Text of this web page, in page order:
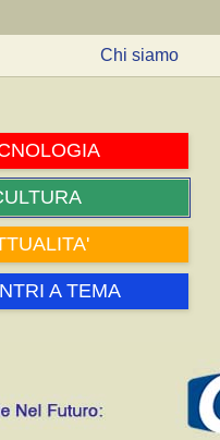
Chi siamo
A TEMA